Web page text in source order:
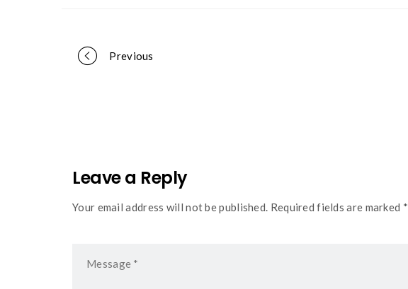
Portfolio
Previous
Leave a Reply
Your email address will not be published. Required fields are marked *